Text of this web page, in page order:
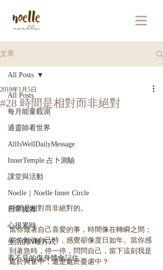
文章
All Posts
每月能量觀測
通靈師看世界
AllIsWellDailyMessage
InnerTemple 占卜測驗
課堂與活動
Noelle｜Noelle Inner Circle
日常拉雜
心很累時
生活的N種方式
看不見的傷身體會記住
All Posts
#28 時間是相對而非絕對
2019年1月5日
時間是相對而非絕對的。
當你做著自己喜愛的事，時間像在轉瞬之間；
當你勉強自己時，感覺卻像度日如年。當你感
到著急時，停一停，問問自己，當下這刻我是
處於興奮中，還是處於憂慮中？